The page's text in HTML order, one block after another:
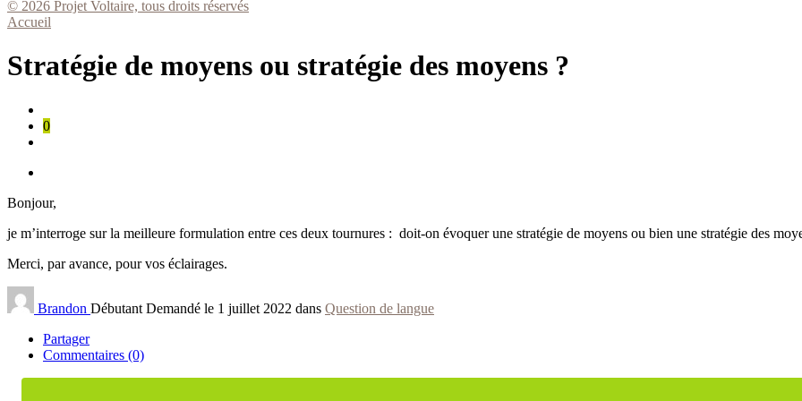
© 2026 Projet Voltaire, tous droits réservés
Accueil
Stratégie de moyens ou stratégie des moyens ?
0
Bonjour,
je m’interroge sur la meilleure formulation entre ces deux tournures : doit-on évoquer une stratégie de moyens ou bien une stratégie des
Merci, par avance, pour vos éclairages.
Brandon Débutant Demandé le 1 juillet 2022 dans Question de langue
Partager
Commentaires (0)